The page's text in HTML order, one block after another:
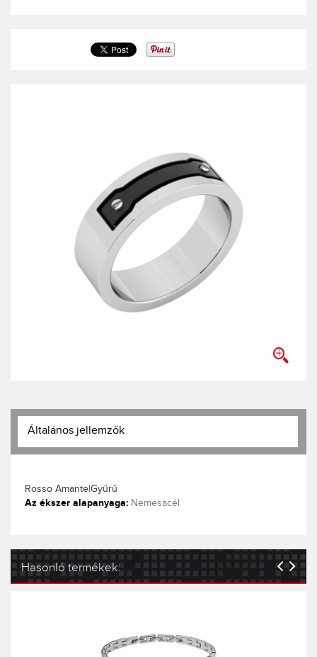
Általános jellemzők
Rosso Amante|Gyűrű
Az ékszer alapanyaga: Nemesacél
Hasonló termékek: